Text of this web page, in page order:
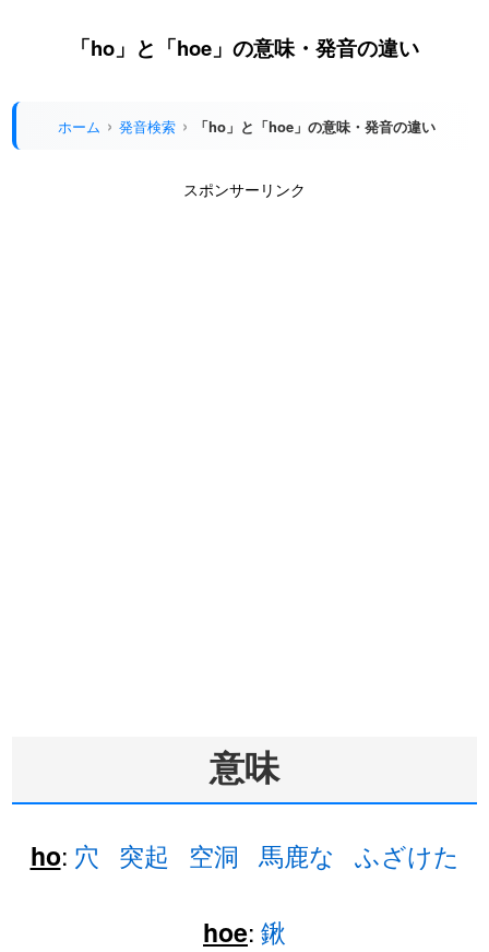
「ho」と「hoe」の意味・発音の違い
ホーム 発音検索 「ho」と「hoe」の意味・発音の違い
スポンサーリンク
意味
ho: 穴 突起 空洞 馬鹿な ふざけた
hoe: 鍬